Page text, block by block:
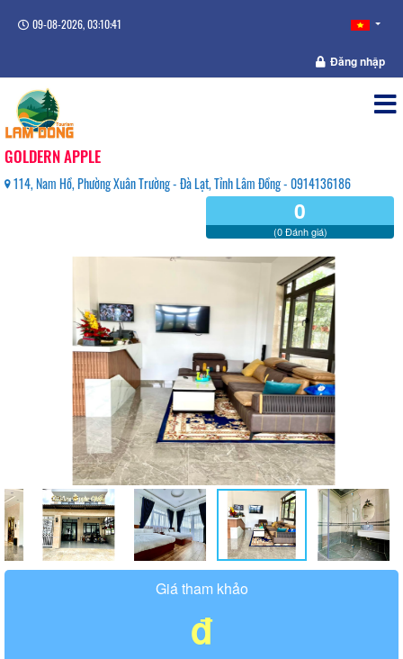
09-08-2026, 03:10:42
Đăng nhập
GOLDERN APPLE
114, Nam Hồ, Phường Xuân Trường - Đà Lạt, Tỉnh Lâm Đồng - 0914136186
0
(0 Đánh giá)
Giá tham khảo
đ